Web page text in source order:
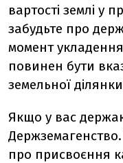
вартості землі у
забудьте про
момент
повинен бути
земельної
Якщо у вас
про присвоєння